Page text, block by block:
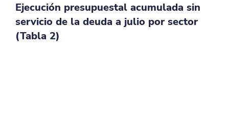
Ejecución presupuestal acumulada sin
servicio de la deuda a julio por sector
(Tabla 2)